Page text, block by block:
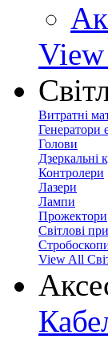
View
Витратні
Генератори
Голови
Дзеркальні
Контролери
Лазери
Лампи
Прожектори
Світлові
View All